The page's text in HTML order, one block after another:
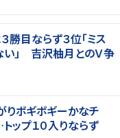
勝目ならず３位「ミス
い」 吉沢柚月とのＶ争
りボギボギーかなチ
ップ１０入りならず